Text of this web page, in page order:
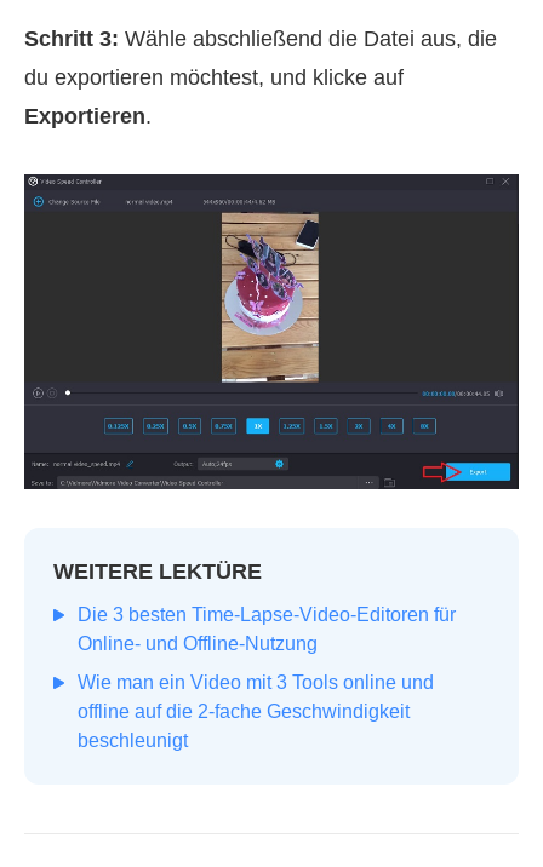
Schritt 3: Wähle abschließend die Datei aus, die
du exportieren möchtest, und klicke auf
Exportieren.
WEITERE LEKTÜRE
Die 3 besten Time-Lapse-Video-Editoren für
Online- und Offline-Nutzung
Wie man ein Video mit 3 Tools online und
offline auf die 2-fache Geschwindigkeit
beschleunigt